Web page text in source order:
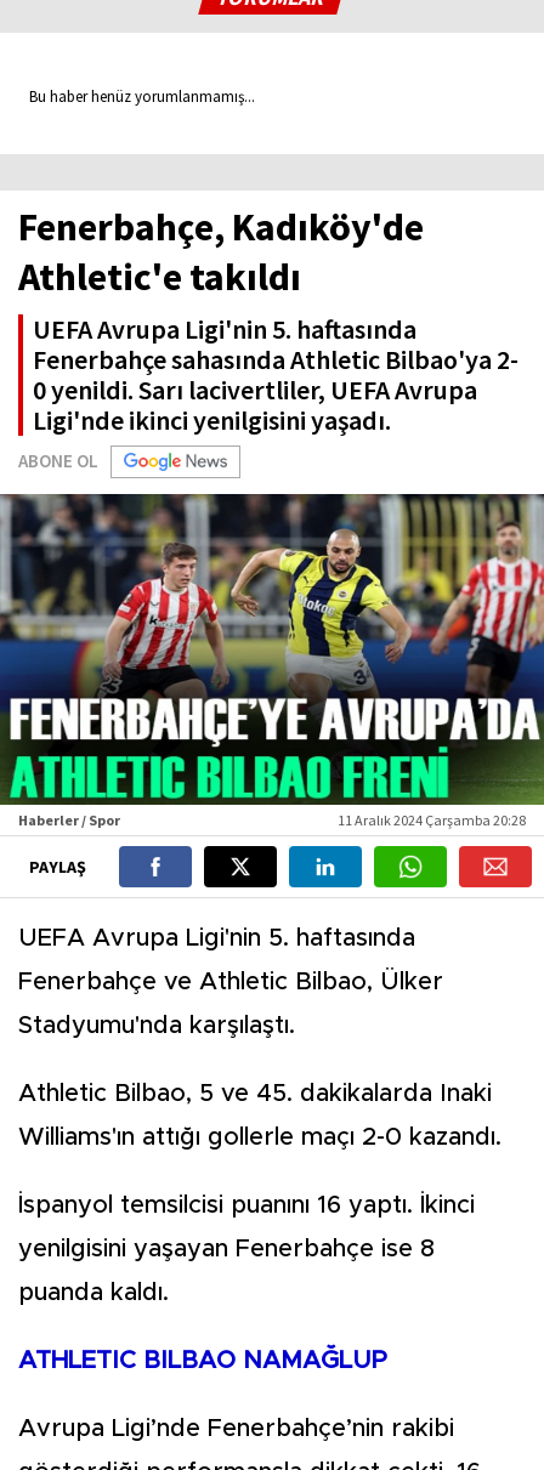
Bu haber henüz yorumlanmamış...
Fenerbahçe, Kadıköy'de
Athletic'e takıldı
UEFA Avrupa Ligi'nin 5. haftasında
Fenerbahçe sahasında Athletic Bilbao'ya 2-
0 yenildi. Sarı lacivertliler, UEFA Avrupa
Ligi'nde ikinci yenilgisini yaşadı.
ABONE OL
Haberler / Spor 11 Aralık 2024 Çarşamba 20:28
PAYLAŞ
UEFA Avrupa Ligi'nin 5. haftasında
Fenerbahçe ve Athletic Bilbao, Ülker
Stadyumu'nda karşılaştı.
Athletic Bilbao, 5 ve 45. dakikalarda Inaki
Williams'ın attığı gollerle maçı 2-0 kazandı.
İspanyol temsilcisi puanını 16 yaptı. İkinci
yenilgisini yaşayan Fenerbahçe ise 8
puanda kaldı.
ATHLETIC BILBAO NAMAĞLUP
Avrupa Ligi’nde Fenerbahçe’nin rakibi